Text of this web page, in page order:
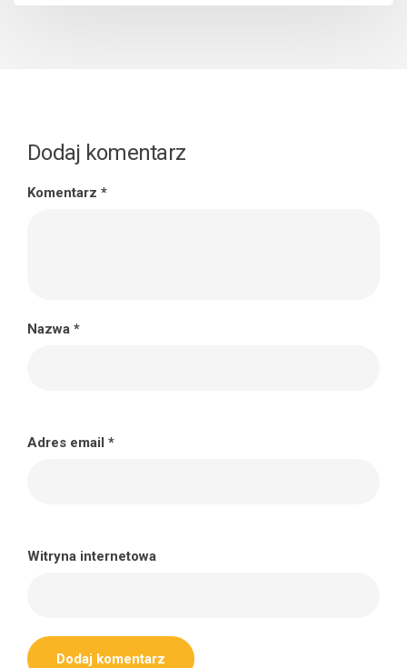
Dodaj komentarz
Komentarz *
Nazwa *
Adres email *
Witryna internetowa